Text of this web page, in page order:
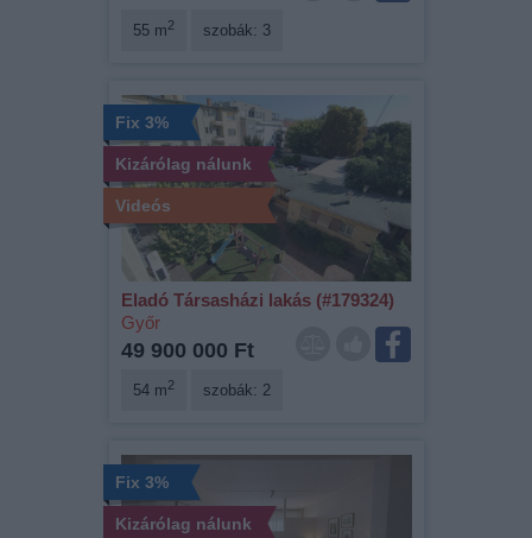
55 m2 szobák: 3
Fix 3%
Kizárólag nálunk
Videós
Eladó Társasházi lakás (#179324)
Győr
49 900 000 Ft
54 m2 szobák: 2
Fix 3%
Kizárólag nálunk